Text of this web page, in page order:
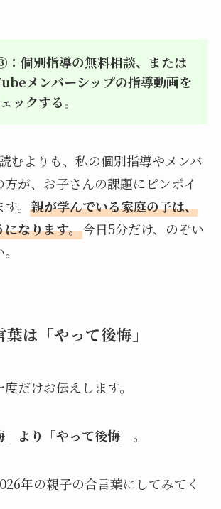
個別指導の無料相談、または
メンバーシップの指導動画を
ックする。
むよりも、私の個別指導やメンバ
が、お子さんの課題にピンポイ
。 親が学んでいる家庭の子は、
なります。今日5分だけ、のぞい
は「やって後悔」
だけお伝えします。
」より「やって後悔」。
年の親子の合言葉にしてみてく